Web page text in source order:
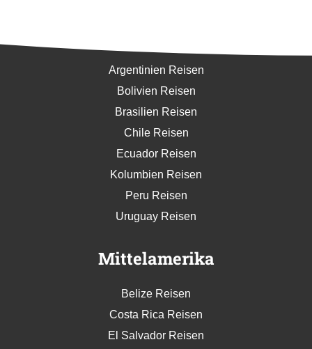
Argentinien Reisen
Bolivien Reisen
Brasilien Reisen
Chile Reisen
Ecuador Reisen
Kolumbien Reisen
Peru Reisen
Uruguay Reisen
Mittelamerika
Belize Reisen
Costa Rica Reisen
El Salvador Reisen